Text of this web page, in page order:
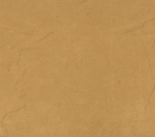
屋市
ある居酒屋「
しめるお店で